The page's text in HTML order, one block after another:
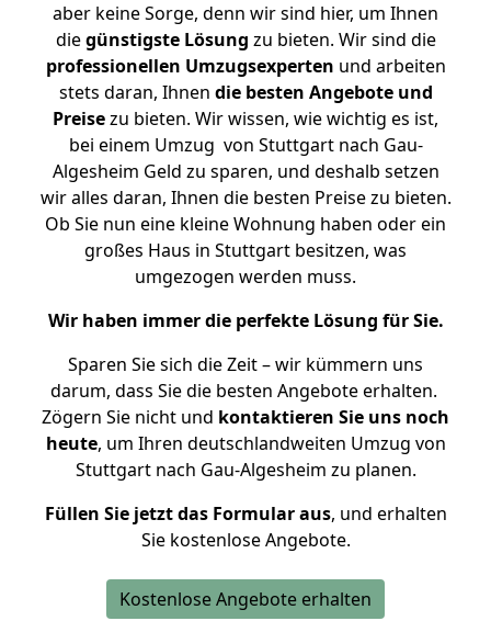
aber keine Sorge, denn wir sind hier, um Ihnen
diegünstigste Lösung zu bieten. Wir sind die
professionellen Umzugsexperten und arbeiten
stets daran, Ihnen die besten Angebote und
Preisezu bieten. Wir wissen, wie wichtig es ist,
bei einem Umzug von Stuttgart nach Gau-
Algesheim Geld zu sparen, und deshalb setzen
wir alles daran, Ihnen die besten Preise zu bieten.
Ob Sie nun eine kleine Wohnung haben oder ein
großes Haus in Stuttgart besitzen, was
umgezogen werden muss.
Wir haben immer die perfekte Lösung für Sie.
Sparen Sie sich die Zeit – wir kümmern uns
darum, dass Sie die besten Angebote erhalten.
Zögern Sie nicht und kontaktieren Sie uns noch
heute, um Ihren deutschlandweiten Umzug von
Stuttgart nach Gau-Algesheim zu planen.
Füllen Sie jetzt das Formular aus, und erhalten
Sie kostenlose Angebote.
Kostenlose Angebote erhalten